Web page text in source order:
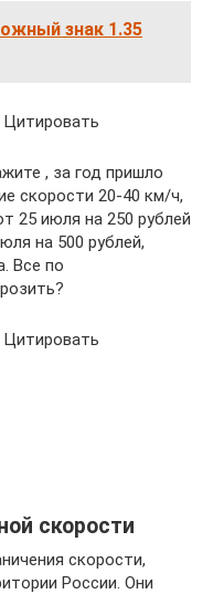
знак 1.35
, за год пришло
скорости 20-40 км/ч,
25 июля на 250 рублей
на 500 рублей,
Все по
скорости
скорости,
России. Они